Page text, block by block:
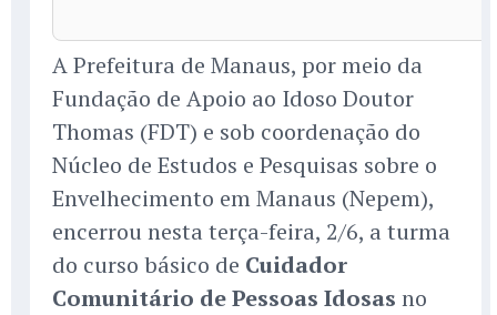
A Prefeitura de Manaus, por meio da
Fundação de Apoio ao Idoso Doutor
Thomas (FDT) e sob coordenação do
Núcleo de Estudos e Pesquisas sobre o
Envelhecimento em Manaus (Nepem),
encerrou nesta terça-feira, 2/6, a turma
do curso básico de Cuidador
Comunitário de Pessoas Idosas no